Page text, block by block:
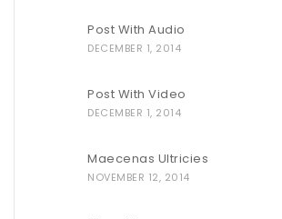
Post With Audio
DECEMBER 1, 2014
Post With Video
DECEMBER 1, 2014
Maecenas Ultricies
NOVEMBER 12, 2014